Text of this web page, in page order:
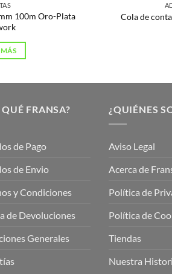
100m Oro-Plata
Cola de
QUÉ FRANSA?
de Pago
de Envio
y Condiciones
de Devoluciones
Generales
¿QUIÉNES
Aviso Legal
Acerca de
Política de
Política de
Tiendas
Nuestra